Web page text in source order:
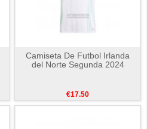
Camiseta De Futbol Irlanda
del Norte Segunda 2024
€17.50